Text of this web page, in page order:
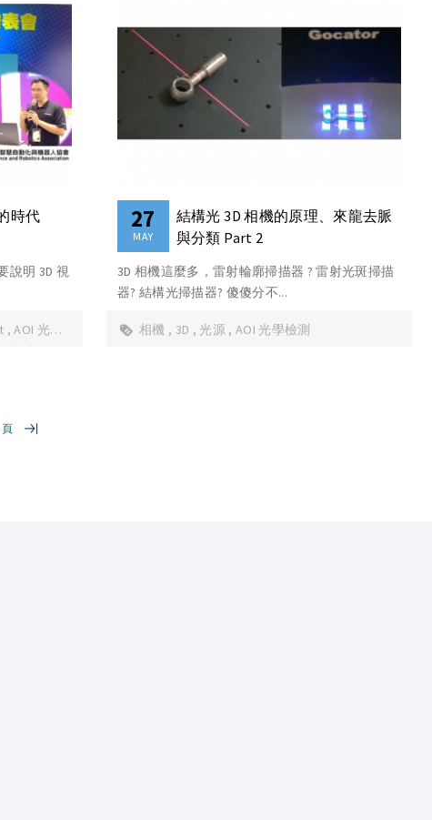
時代
說明 3D 視
AOI 光學
27
MAY
結構光 3D 相機的原理、來龍去脈
與分類 Part 2
3D 相機這麼多，雷射輪廓掃描器 ? 雷射光斑掃描
器? 結構光掃描器? 傻傻分不...
相機 3D 光源 AOI 光學檢測